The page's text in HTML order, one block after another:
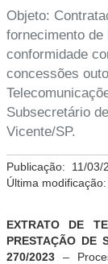
Objeto:
fornecimento de
conformidade
concessões
Subsecretário
Vicente/SP.
Publicação: 11/03/
Última modificação:
EXTRATO DE
PRESTAÇÃO DE
270/2023 –